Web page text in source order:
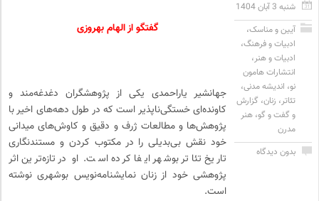
شنبه 3 آبان 1404
آیین و مناسک،
ادبیات و فرهنگ،
ادبیات و هنر،
انتشارات هامون
نو، اندیشه مدنی،
تئاتر، زنان، گزارش
و گفت و گو، هنر
مدرن
بدون دیدگاه
گفتگو از الهام بهروزی
جهانشیر یاراحمدی یکی از پژوهشگران دغدغه‌مند و
کاونده‌ای خستگی‌ناپذیر است که در طول دهه‌های اخیر با
پژوهش‌ها و مطالعات ژرف و دقیق و کاوش‌های میدانی
خود نقش بی‌بدیلی را در مکتوب کردن و مستندنگاری
تاریخ تئاتر بوشهر ایفا کرده است. او در تازه‌ترین اثر
پژوهشی خود از زنان نمایشنامه‌نویس بوشهری نوشته
است.